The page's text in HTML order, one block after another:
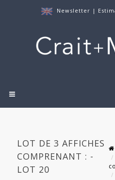
Newsletter |
LOT DE 3 AFFICHES
COMPRENANT : -
LOT 20